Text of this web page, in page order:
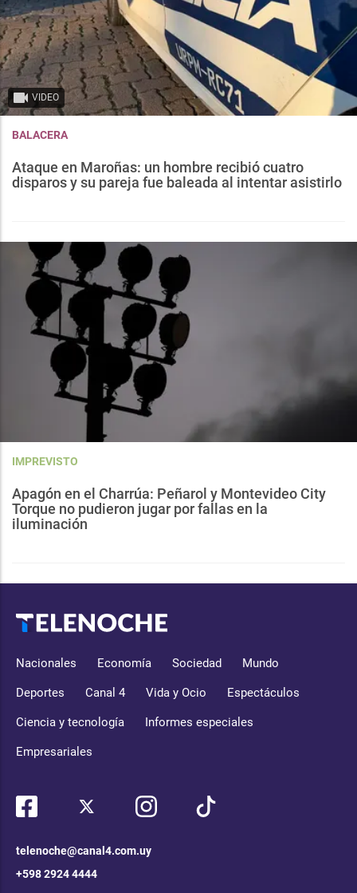
VIDEO
BALACERA
Ataque en Maroñas: un hombre recibió cuatro
disparos y su pareja fue baleada al intentar asistirlo
IMPREVISTO
Apagón en el Charrúa: Peñarol y Montevideo City
Torque no pudieron jugar por fallas en la
iluminación
Nacionales Economía Sociedad Mundo
Deportes Canal 4 Vida y Ocio Espectáculos
Ciencia y tecnología Informes especiales
Empresariales
telenoche@canal4.com.uy
+598 2924 4444